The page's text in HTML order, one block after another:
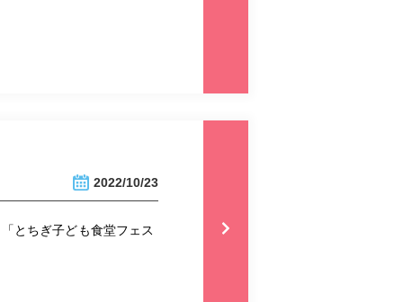
2022/10/23
とちぎ子ども食堂フェス